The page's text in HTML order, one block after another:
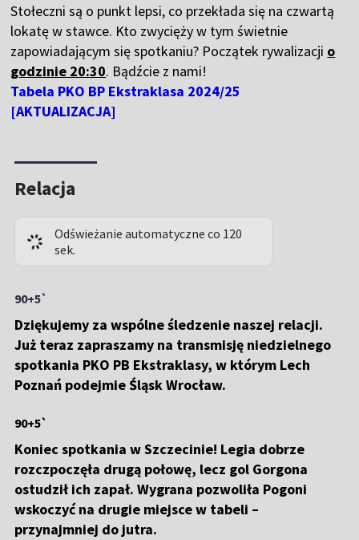
Stołeczni są o punkt lepsi, co przekłada się na czwartą
lokatę w stawce. Kto zwycięży w tym świetnie
zapowiadającym się spotkaniu? Początek rywalizacji o
godzinie 20:30. Bądźcie z nami!
Tabela PKO BP Ekstraklasa 2024/25
[AKTUALIZACJA]
Relacja
Odświeżanie automatyczne co 120
sek.
90+5`
Dziękujemy za wspólne śledzenie naszej relacji.
Już teraz zapraszamy na transmisję niedzielnego
spotkania PKO PB Ekstraklasy, w którym Lech
Poznań podejmie Śląsk Wrocław.
90+5`
Koniec spotkania w Szczecinie! Legia dobrze
rozczpoczęła drugą połowę, lecz gol Gorgona
ostudził ich zapał. Wygrana pozwoliła Pogoni
wskoczyć na drugie miejsce w tabeli –
przynajmniej do jutra.